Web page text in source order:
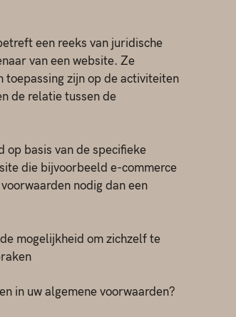
een reeks van juridische
van een website. Ze
toepassing zijn op de activiteiten
de relatie tussen de
op basis van de specifieke
die bijvoorbeeld e-commerce
nodig dan een
mogelijkheid om zichzelf te
in uw algemene voorwaarden?